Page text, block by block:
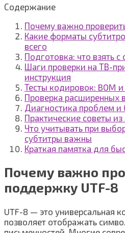
Содержание
Почему важно
Какие форматы
всего
Подготовка: что взять с
Шаги проверки на ТВ-
инструкция
Тесты кодировок: BOM и
Проверка расширенных
Диагностика проблем
Практические советы
Что учитывать при
субтитры важны
Краткая памятка для
Почему важно
поддержку UTF-8
UTF-8 — это универсальная
позволяет отображать